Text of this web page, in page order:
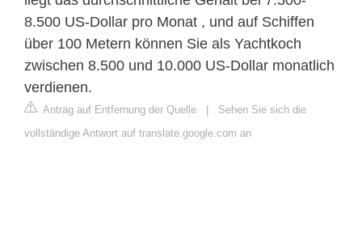
8.500 US-Dollar pro Monat , und auf Schiffen
über 100 Metern können Sie als Yachtkoch
zwischen 8.500 und 10.000 US-Dollar monatlich
verdienen.
Antrag auf Entfernung der Quelle
Sehen Sie sich die
vollständige Antwort auf translate.google.com an